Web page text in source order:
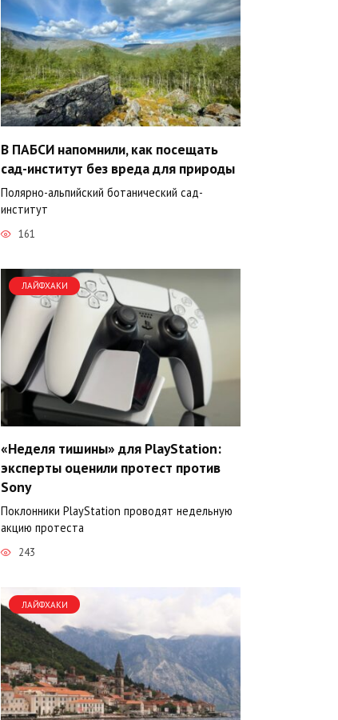
В ПАБСИ напомнили, как посещать
сад-институт без вреда для природы
Полярно-альпийский ботанический сад-
институт
161
ЛАЙФХАКИ
«Неделя тишины» для PlayStation:
эксперты оценили протест против
Sony
Поклонники PlayStation проводят недельную
акцию протеста
243
ЛАЙФХАКИ